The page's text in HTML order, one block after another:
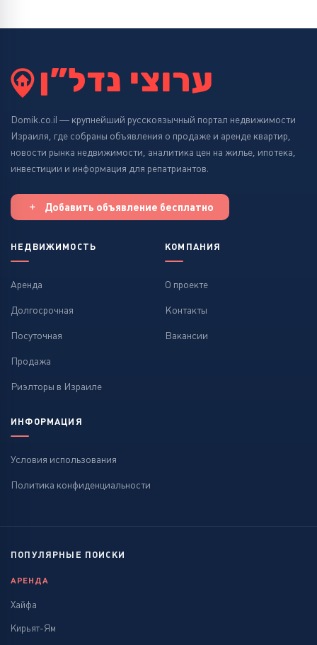
Domik.co.il — крупнейший русскоязычный портал недвижимости
Израиля, где собраны объявления о продаже и аренде квартир,
новости рынка недвижимости, аналитика цен на жилье, ипотека,
инвестиции и информация для репатриантов.
Добавить объявление бесплатно
НЕДВИЖИМОСТЬ
Аренда
Долгосрочная
Посуточная
Продажа
Риэлторы в Израиле
КОМПАНИЯ
О проекте
Контакты
Вакансии
ИНФОРМАЦИЯ
Условия использования
Политика конфиденциальности
ПОПУЛЯРНЫЕ ПОИСКИ
АРЕНДА
Хайфа
Кирьят-Ям